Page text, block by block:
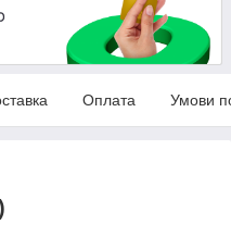
Оплата Умови